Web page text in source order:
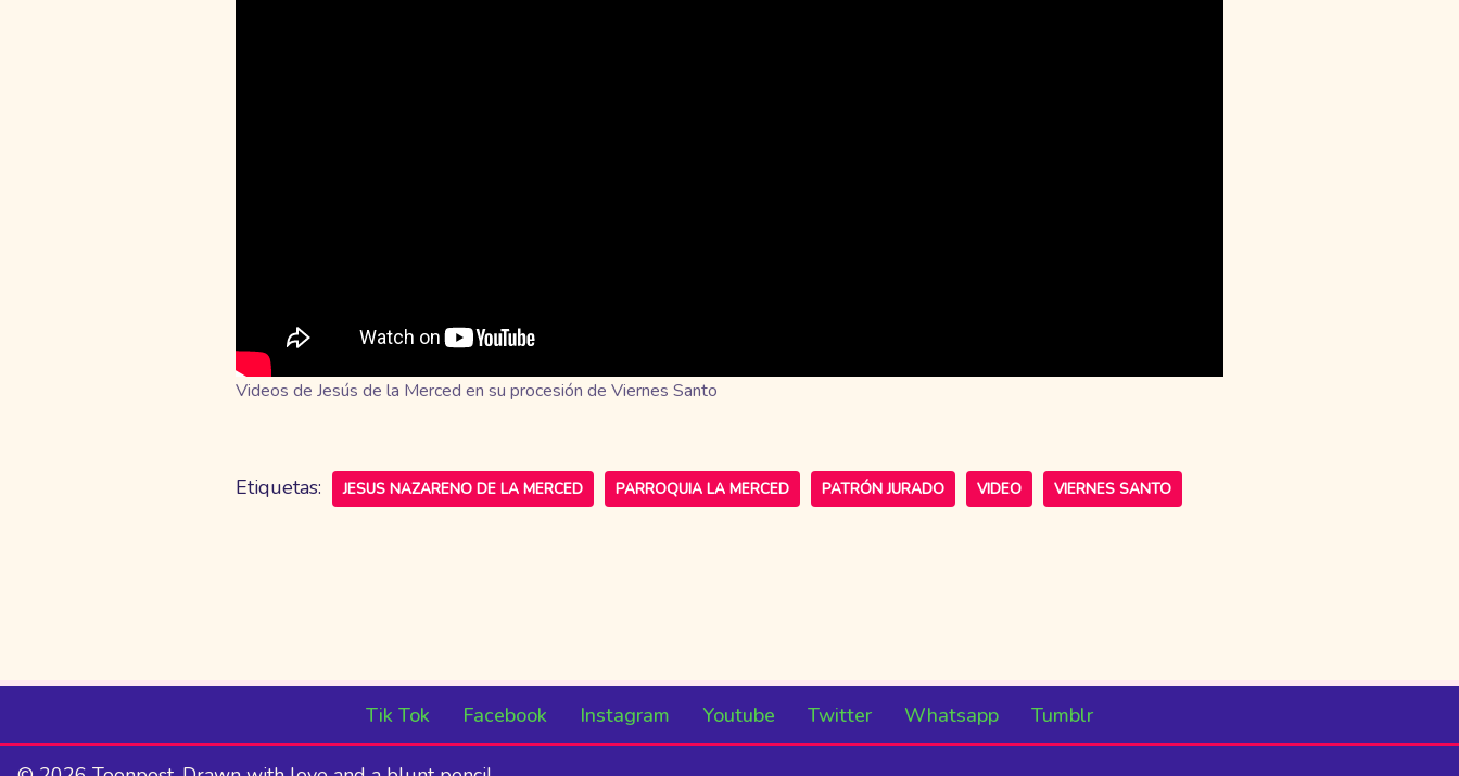
Videos de Jesús de la Merced en su procesión de Viernes Santo
Etiquetas: JESUS NAZARENO DE LA MERCED PARROQUIA LA MERCED PATRÓN JURADO VIDEO VIERNES SANTO
Tik Tok Facebook Instagram Youtube Twitter Whatsapp Tumblr